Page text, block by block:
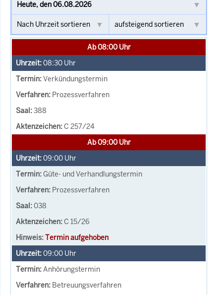
Ab 08:00 Uhr
08:30 Uhr
Verkündungstermin
Prozessverfahren
388
C 257/24
Ab 09:00 Uhr
09:00 Uhr
Güte- und Verhandlungstermin
Prozessverfahren
038
C 15/26
Termin aufgehoben
09:00 Uhr
Anhörungstermin
Betreuungsverfahren